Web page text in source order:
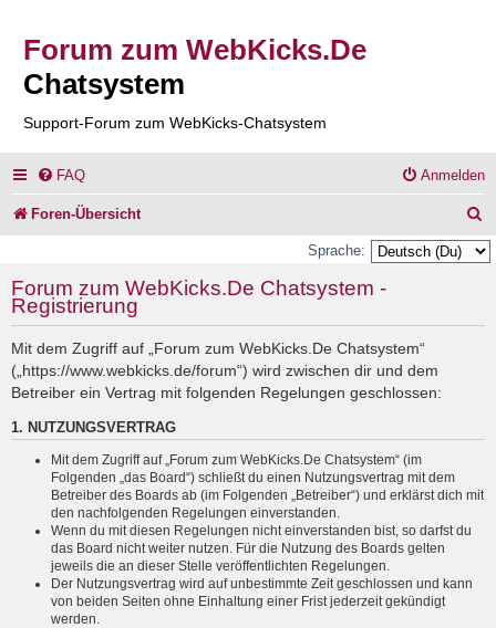
Forum zum WebKicks.De
Chatsystem
Support-Forum zum WebKicks-Chatsystem
FAQ Anmelden
Foren-Übersicht
u
Sprache:
Forum zum WebKicks.De Chatsystem -
Registrierung
Mit dem Zugriff auf „Forum zum WebKicks.De Chatsystem“
(„https://www.webkicks.de/forum“) wird zwischen dir und dem
Betreiber ein Vertrag mit folgenden Regelungen geschlossen:
1. NUTZUNGSVERTRAG
Mit dem Zugriff auf „Forum zum WebKicks.De Chatsystem“ (im
Folgenden „das Board“) schließt du einen Nutzungsvertrag mit dem
Betreiber des Boards ab (im Folgenden „Betreiber“) und erklärst dich mit
den nachfolgenden Regelungen einverstanden.
Wenn du mit diesen Regelungen nicht einverstanden bist, so darfst du
das Board nicht weiter nutzen. Für die Nutzung des Boards gelten
jeweils die an dieser Stelle veröffentlichten Regelungen.
Der Nutzungsvertrag wird auf unbestimmte Zeit geschlossen und kann
von beiden Seiten ohne Einhaltung einer Frist jederzeit gekündigt
werden.